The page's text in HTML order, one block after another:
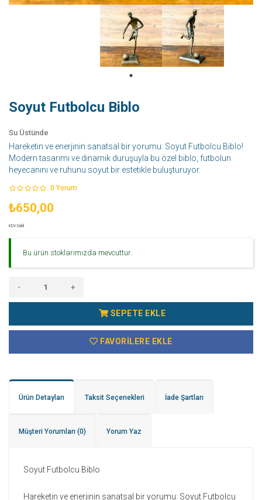
Soyut Futbolcu Biblo
Su Üstünde
Hareketin ve enerjinin sanatsal bir yorumu: Soyut Futbolcu Biblo!
Modern tasarımı ve dinamik duruşuyla bu özel biblo, futbolun
heyecanını ve ruhunu soyut bir estetikle buluşturuyor.
0 Yorum
₺650,00
KDV Dahil
Bu ürün stoklarımızda mevcuttur.
- +
SEPETE EKLE
FAVORILERE EKLE
Ürün Detayları Taksit Seçenekleri İade Şartları
Müşteri Yorumları (0) Yorum Yaz
Soyut Futbolcu Biblo
Hareketin ve enerjinin sanatsal bir yorumu: Soyut Futbolcu